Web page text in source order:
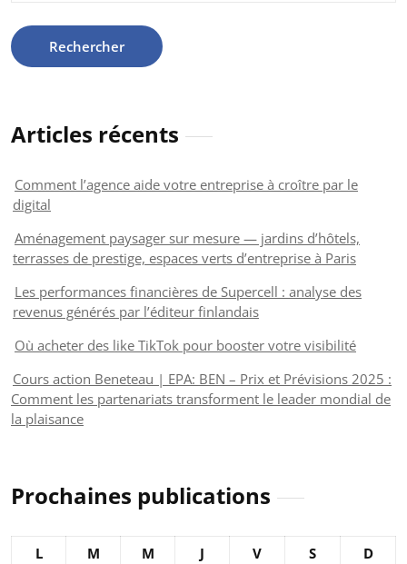
Articles récents
Comment l’agence aide votre entreprise à croître par le
digital
Aménagement paysager sur mesure — jardins d’hôtels,
terrasses de prestige, espaces verts d’entreprise à Paris
Les performances financières de Supercell : analyse des
revenus générés par l’éditeur finlandais
Où acheter des like TikTok pour booster votre visibilité
Cours action Beneteau | EPA: BEN – Prix et Prévisions 2025 :
Comment les partenariats transforment le leader mondial de
la plaisance
Prochaines publications
L M M J V S
D